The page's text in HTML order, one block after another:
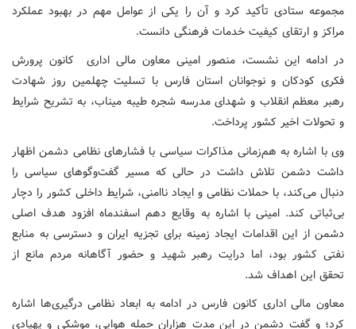
مجموعه ستادی تأکید کرد و آن را یکی از عوامل مهم در بهبود عملکرد
مراکز و ارتقای کیفیت خدمات فرهنگی دانست.
در ادامه این نشست، منصور امینی معاون مالی اداری کانون پرورش
فکری کودکان و نوجوانان استان فارس با تسلیت چهلمین روز شهادت
رهبر معظم انقلاب و شهدای مدرسه شجره طیبه میناب، به تشریح شرایط
و تحولات اخیر کشور پرداخت.
وی با اشاره به هم‌زمانی مذاکرات سیاسی با فشارهای نظامی دشمن اظهار
داشت دشمن تلاش داشت در حالی که مسیر گفت‌وگوهای سیاسی را
دنبال می‌کند، با حملات نظامی و ایجاد ناامنی، شرایط داخلی کشور را دچار
بی‌ثباتی کند. امینی با اشاره به وقایع دهم اسفندماه افزود هدف اصلی
دشمن از این اقدامات ایجاد زمینه برای تجزیه ایران و دسترسی به منابع
نفتی کشور بود، اما درایت رهبر شهید و حضور آگاهانه مردم مانع از
تحقق این اهداف شد.
معاون مالی اداری کانون فارس در ادامه به ابعاد نظامی درگیری‌ها اشاره
کرد؛ و گفت دشمن در این مدت هزاران حمله هوایی، موشکی و پهپادی